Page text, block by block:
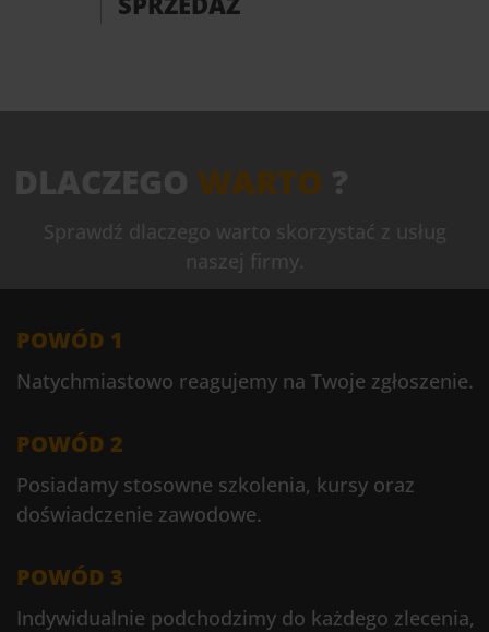
DLACZEGO WARTO ?
Sprawdź dlaczego warto skorzystać z usług
naszej firmy.
POWÓD 1
Natychmiastowo reagujemy na Twoje zgłoszenie.
POWÓD 2
Posiadamy stosowne szkolenia, kursy oraz
doświadczenie zawodowe.
POWÓD 3
Indywidualnie podchodzimy do każdego zlecenia,